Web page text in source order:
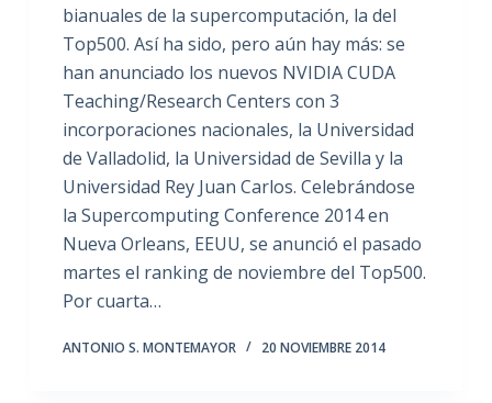
bianuales de la supercomputación, la del
Top500. Así ha sido, pero aún hay más: se
han anunciado los nuevos NVIDIA CUDA
Teaching/Research Centers con 3
incorporaciones nacionales, la Universidad
de Valladolid, la Universidad de Sevilla y la
Universidad Rey Juan Carlos. Celebrándose
la Supercomputing Conference 2014 en
Nueva Orleans, EEUU, se anunció el pasado
martes el ranking de noviembre del Top500.
Por cuarta…
ANTONIO S. MONTEMAYOR 20 NOVIEMBRE 2014